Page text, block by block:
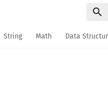
String Math Data